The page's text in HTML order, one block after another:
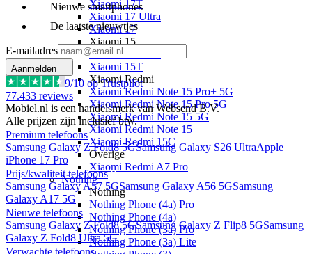
Xiaomi 17T
Xiaomi 17 Ultra
Xiaomi 17
Xiaomi 15
Xiaomi 15T Pro
Xiaomi 15T
Xiaomi Redmi
Xiaomi Redmi Note 15 Pro+ 5G
Xiaomi Redmi Note 15 Pro 5G
Xiaomi Redmi Note 15 5G
Xiaomi Redmi Note 15
Xiaomi Redmi 15C
Overige
Xiaomi Redmi A7 Pro
Nothing
Nothing
Nothing Phone (4a) Pro
Nothing Phone (4a)
Nothing Phone (3a) Pro
Nothing Phone (3a) Lite
Nieuwe smartphones
De laatste nieuwtjes
E-mailadres
Aanmelden
9/10 op Trustpilot
77.433 reviews
Mobiel.nl is een handelsmerk van Websend B.V.
Alle prijzen zijn inclusief btw.
Premium telefoons
Samsung Galaxy Z Fold8 5GSamsung Galaxy S26 UltraApple
iPhone 17 Pro
Prijs/kwaliteit telefoons
Samsung Galaxy A57 5GSamsung Galaxy A56 5GSamsung
Galaxy A17 5G
Nieuwe telefoons
Samsung Galaxy Z Fold8 5GSamsung Galaxy Z Flip8 5GSamsung
Galaxy Z Fold8 Ultra 5G
Verwachte telefoons